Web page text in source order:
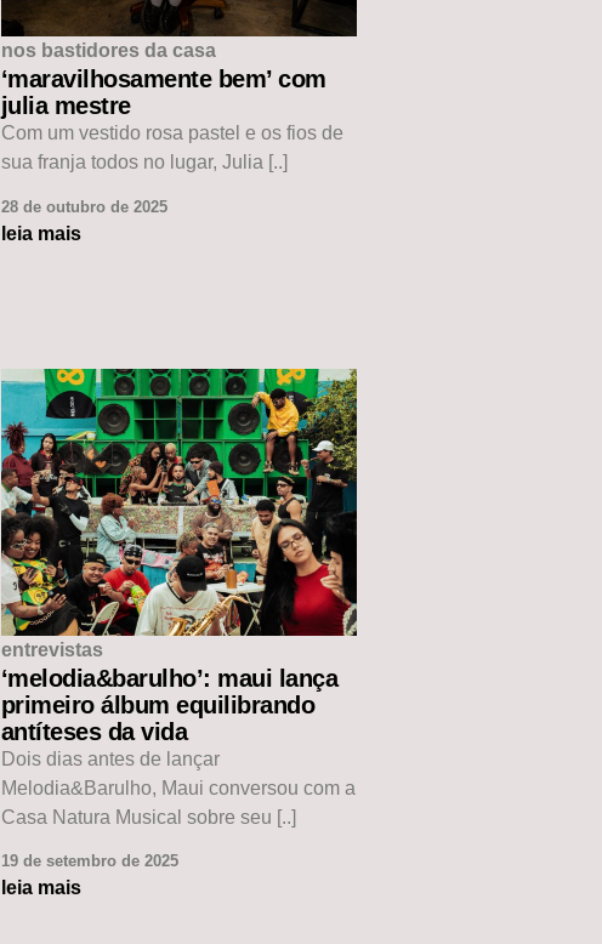
nos bastidores da casa
‘maravilhosamente bem’ com
julia mestre
Com um vestido rosa pastel e os fios de
sua franja todos no lugar, Julia [..]
28 de outubro de 2025
leia mais
entrevistas
‘melodia&barulho’: maui lança
primeiro álbum equilibrando
antíteses da vida
Dois dias antes de lançar
Melodia&Barulho, Maui conversou com a
Casa Natura Musical sobre seu [..]
19 de setembro de 2025
leia mais